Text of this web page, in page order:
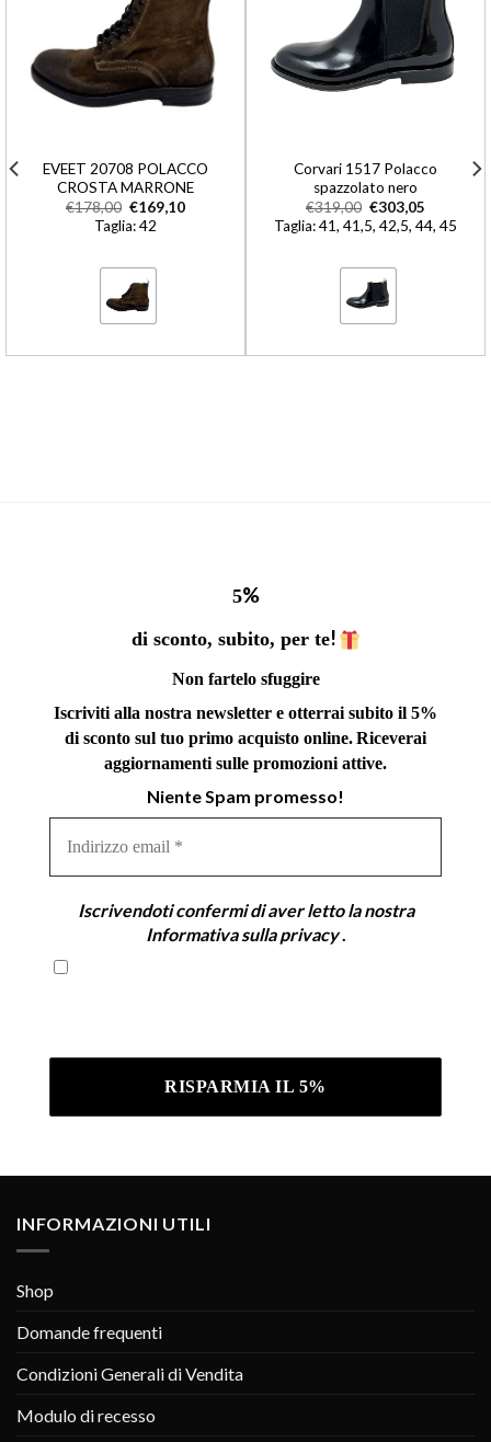
EVEET 20708 POLACCO
CROSTA MARRONE
€178,00 €169,10
Taglia: 42
Corvari 1517 Polacco
spazzolato nero
€319,00 €303,05
Taglia: 41, 41,5, 42,5, 44, 45
5%
di sconto, subito, per te!
Non fartelo sfuggire
Iscriviti alla nostra newsletter e otterrai subito il 5%
di sconto sul tuo primo acquisto online.Riceverai
aggiornamenti sulle promozioni attive.
Niente Spam promesso!
email
Iscrivendoti confermi di aver letto la nostra
Informativa sulla privacy.
INFORMAZIONI UTILI
Shop
Domande frequenti
Condizioni Generali di Vendita
Modulo di recesso